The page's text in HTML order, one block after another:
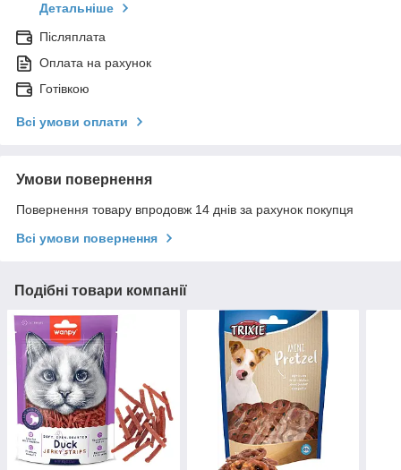
Детальніше
Післяплата
Оплата на рахунок
Готівкою
Всі умови оплати
Умови повернення
Повернення товару впродовж 14 днів за рахунок покупця
Всі умови повернення
Подібні товари компанії